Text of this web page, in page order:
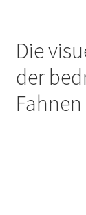
Die
der